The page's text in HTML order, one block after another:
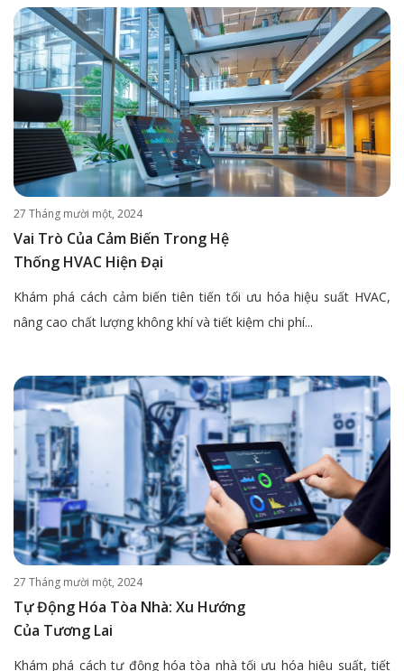
27 Tháng mười một, 2024
Vai Trò Của Cảm Biến Trong Hệ
Thống HVAC Hiện Đại
Khám phá cách cảm biến tiên tiến tối ưu hóa hiệu suất HVAC,
nâng cao chất lượng không khí và tiết kiệm chi phí...
27 Tháng mười một, 2024
Tự Động Hóa Tòa Nhà: Xu Hướng
Của Tương Lai
Khám phá cách tự động hóa tòa nhà tối ưu hóa hiệu suất, tiết